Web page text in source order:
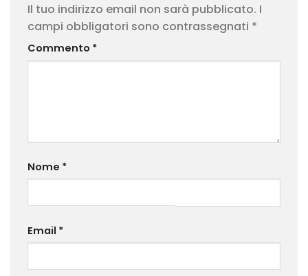
Il tuo indirizzo email non sarà pubblicato. I
campi obbligatori sono contrassegnati *
Commento *
Nome *
Email *